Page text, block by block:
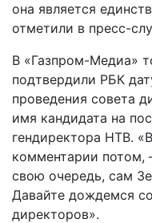
она является
отметили в пресс-
В «Газпром-Медиа»
подтвердили РБК
проведения совета
имя кандидата на
гендиректора НТВ.
комментарии потом,
свою очередь, сам
Давайте дождемся
директоров».